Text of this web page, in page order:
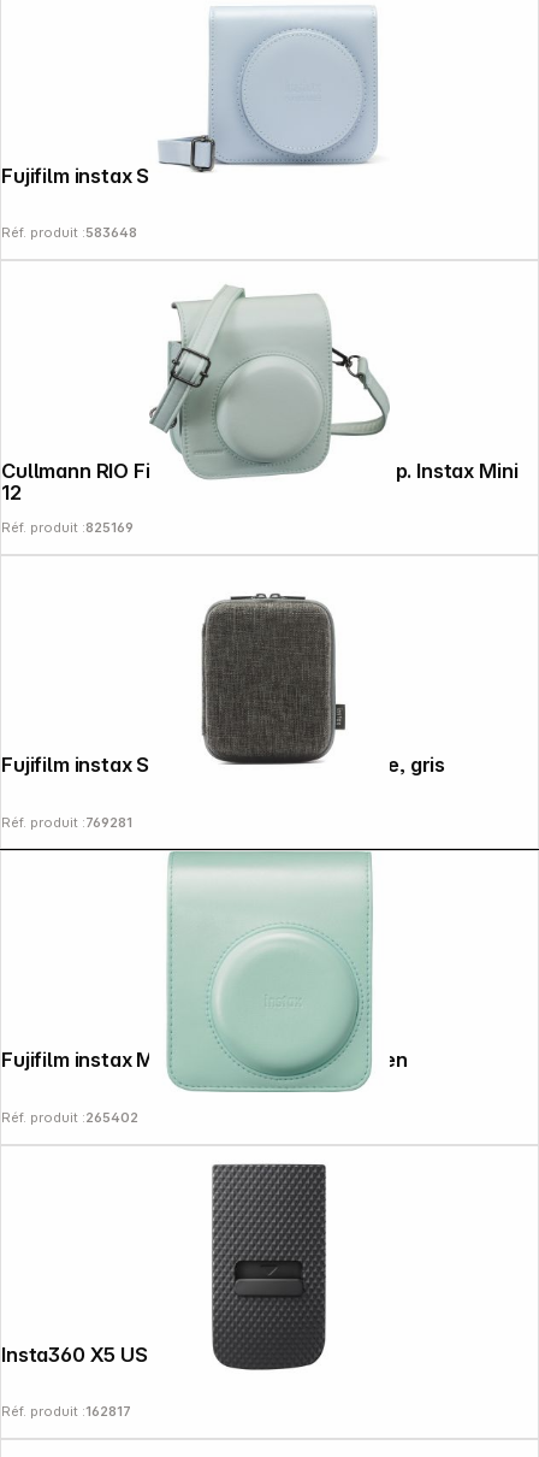
Réf. produit :583648
Cullmann RIO Fit 120 vert sacoche photo p. Instax Mini
12
Réf. produit :825169
Fujifilm instax Square Link Etui imprimante, gris
Réf. produit :769281
Fujifilm instax Mini 13 Tasche lagoon green
Réf. produit :265402
Insta360 X5 USB Cover
Réf. produit :162817